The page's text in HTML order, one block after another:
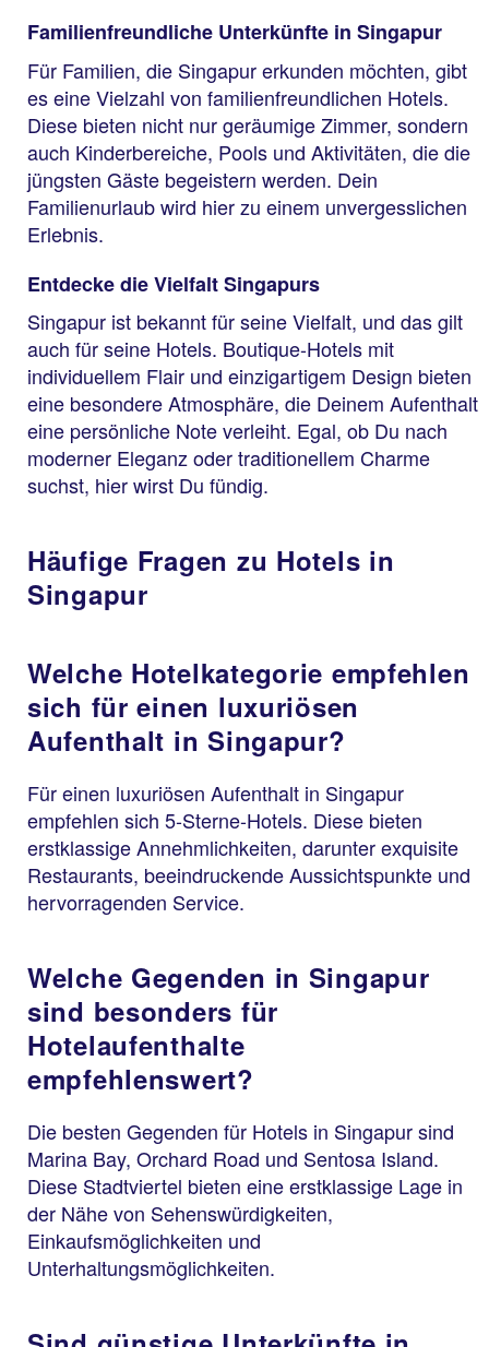
Familienfreundliche Unterkünfte in Singapur
Für Familien, die Singapur erkunden möchten, gibt
es eine Vielzahl von familienfreundlichen Hotels.
Diese bieten nicht nur geräumige Zimmer, sondern
auch Kinderbereiche, Pools und Aktivitäten, die die
jüngsten Gäste begeistern werden. Dein
Familienurlaub wird hier zu einem unvergesslichen
Erlebnis.
Entdecke die Vielfalt Singapurs
Singapur ist bekannt für seine Vielfalt, und das gilt
auch für seine Hotels. Boutique-Hotels mit
individuellem Flair und einzigartigem Design bieten
eine besondere Atmosphäre, die Deinem Aufenthalt
eine persönliche Note verleiht. Egal, ob Du nach
moderner Eleganz oder traditionellem Charme
suchst, hier wirst Du fündig.
Häufige Fragen zu Hotels in
Singapur
Welche Hotelkategorie empfehlen
sich für einen luxuriösen
Aufenthalt in Singapur?
Für einen luxuriösen Aufenthalt in Singapur
empfehlen sich 5-Sterne-Hotels. Diese bieten
erstklassige Annehmlichkeiten, darunter exquisite
Restaurants, beeindruckende Aussichtspunkte und
hervorragenden Service.
Welche Gegenden in Singapur
sind besonders für
Hotelaufenthalte
empfehlenswert?
Die besten Gegenden für Hotels in Singapur sind
Marina Bay, Orchard Road und Sentosa Island.
Diese Stadtviertel bieten eine erstklassige Lage in
der Nähe von Sehenswürdigkeiten,
Einkaufsmöglichkeiten und
Unterhaltungsmöglichkeiten.